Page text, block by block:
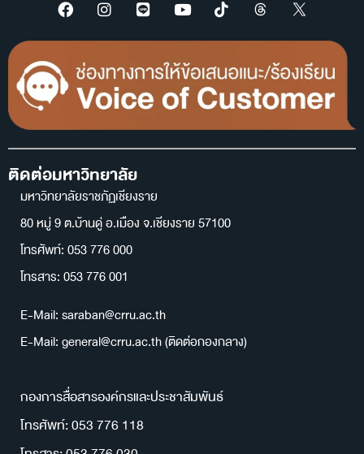
ติดต่อมหาวิทยาลัย
มหาวิทยาลัยราชภัฏเชียงราย
80 หมู่ 9 ต.บ้านดู่ อ.เมือง จ.เชียงราย 57100
โทรศัพท์: 053 776 000
โทรสาร: 053 776 001
E-Mail: saraban@crru.ac.th
E-Mail: general@crru.ac.th (ติดต่อกองกลาง)
กองการสื่อสารองค์กรและประชาสัมพันธ์
โทรศัพท์: 053 776 118